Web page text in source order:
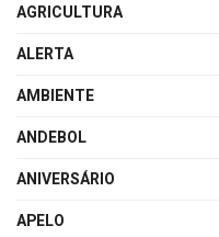
AGRICULTURA
ALERTA
AMBIENTE
ANDEBOL
ANIVERSÁRIO
APELO